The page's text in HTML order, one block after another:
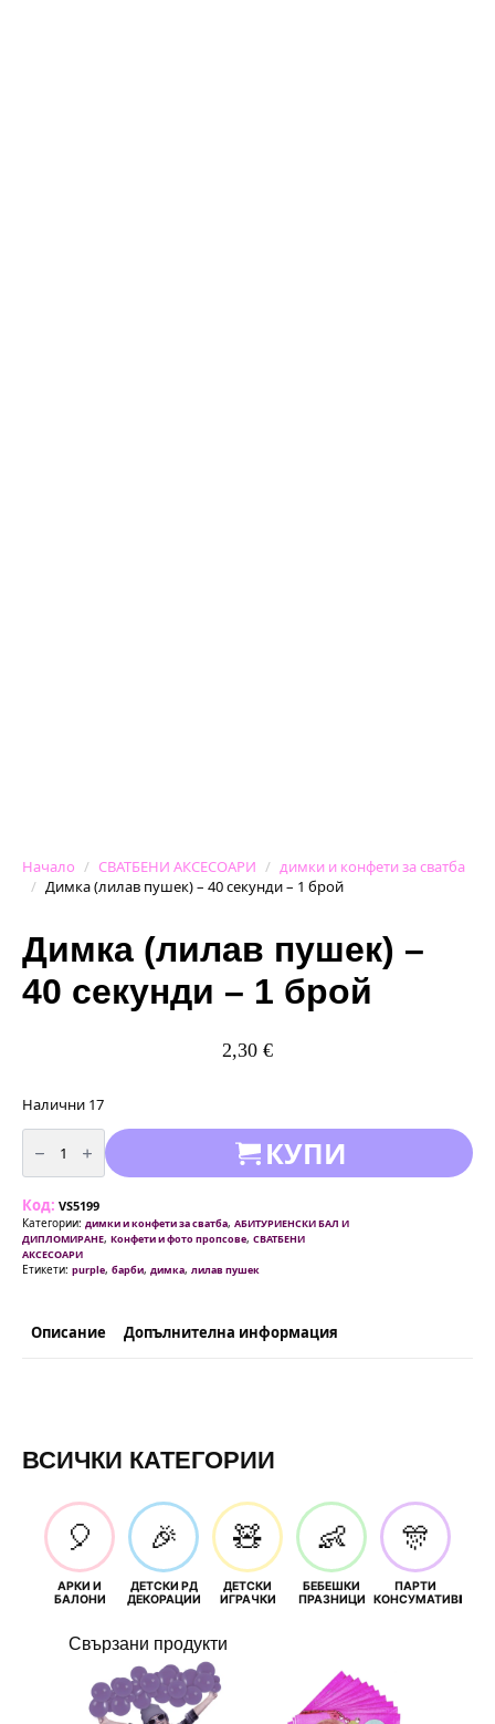
Начало СВАТБЕНИ АКСЕСОАРИ
димки и конфети за сватба
Димка (лилав пушек) – 40 секунди – 1 брой
Димка (лилав пушек) –
40 секунди – 1 брой
2,30 €
Налични 17
количество
за
Димка
(лилав
-
40
секунди
-
1
брой
КУПИ
Код: VS5199
Категории: димки и конфети за сватба, АБИТУРИЕНСКИ БАЛ И
ДИПЛОМИРАНЕ, Конфети и фото пропсове, СВАТБЕНИ
АКСЕСОАРИ
Етикети: purple, барби, димка, лилав пушек
Описание Допълнителна информация
ВСИЧКИ КАТЕГОРИИ
🎈
АРКИ И
БАЛОНИ
🎉
ДЕТСКИ РД
ДЕКОРАЦИИ
🧸
ДЕТСКИ
ИГРАЧКИ
👶
БЕБЕШКИ
ПРАЗНИЦИ
🎊
ПАРТИ
КОНСУМАТИВИ
Свързани продукти